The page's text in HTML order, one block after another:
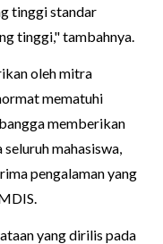
tinggi standar
tinggi," tambahnya.
oleh mitra
mematuhi
memberikan
mahasiswa,
pengalaman yang
yang dirilis pada